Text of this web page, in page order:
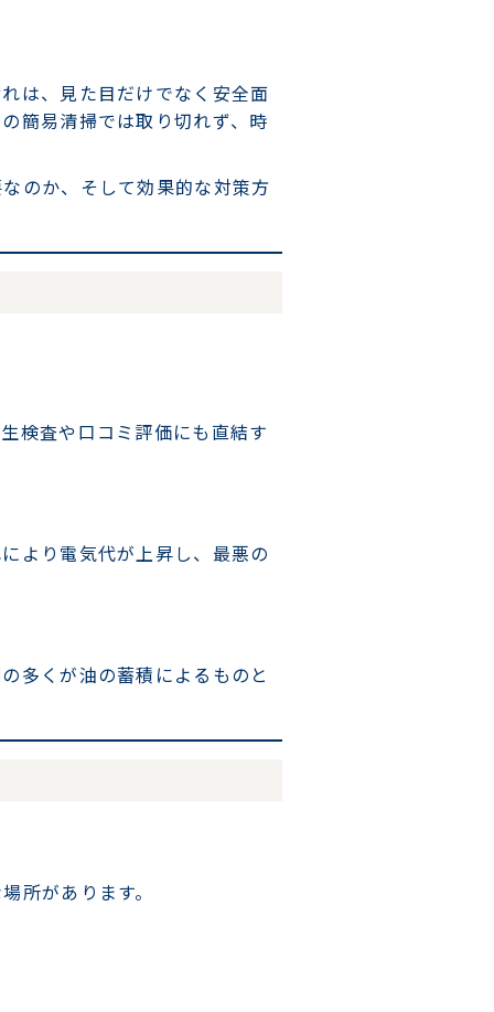
は、見た目だけでなく安全面
簡易清掃では取り切れず、時
のか、そして効果的な対策方
検査や口コミ評価にも直結す
より電気代が上昇し、最悪の
多くが油の蓄積によるものと
所があります。